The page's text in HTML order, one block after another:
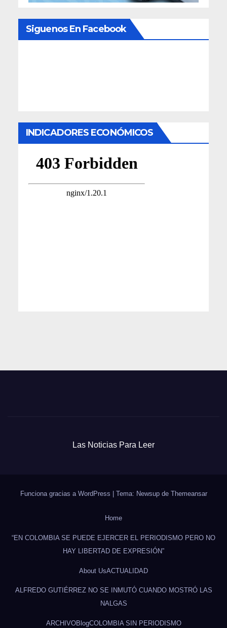
Siguenos En Facebook
INDICADORES ECONÓMICOS
Las Noticias Para Leer
Funciona gracias a WordPress | Tema: Newsup de Themeansar
Home
“EN COLOMBIA SE PUEDE EJERCER EL PERIODISMO PERO NO
HAY LIBERTAD DE EXPRESIÓN”
About UsACTUALIDAD
ALFREDO GUTIÉRREZ NO SE INMUTÓ CUANDO MOSTRÓ LAS
NALGAS
ARCHIVOBlogCOLOMBIA SIN PERIODISMO